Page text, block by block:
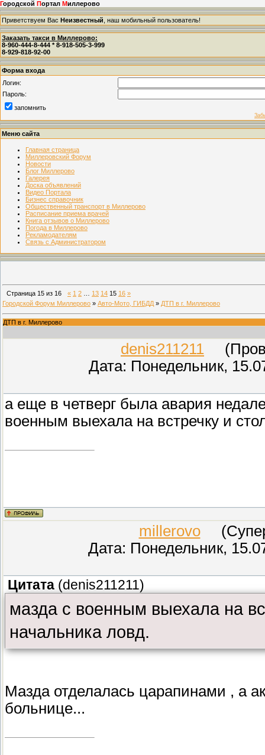
Городской Портал Миллерово
Приветствуем Вас Неизвестный , наш мобильный пользователь!
Заказать такси в Миллерово:
8-960-444-8-444 * 8-918-505-3-999
8-929-818-92-00
Форма входа
Логин:
Пароль:
запомнить
Меню сайта
Главная страница
Миллеровский Форум
Новости
Блог Миллерово
Галерея
Доска объявлений
Видео Портала
Бизнес справочник
Общественный транспорт в Миллерово
Расписание приема врачей
Книга отзывов о Миллерово
Погода в Миллерово
Рекламодателям
Связь с Администратором
Страница 15 из 16 « 1 2 13 14 15 16 »
Городской Форум Миллерово » Авто-Мото, ГИБДД » ДТП в г. Миллерово
ДТП в г. Миллерово
denis211211
Дата: Понедельник,
a еще в четверг была авария
военным выехала на встречку и
millerovo
Дата: Понедельник,
Цитата (denis211211)
мазда с военным выехала на
начальника ловд.
Мазда отделалась царапинами , а
больнице...